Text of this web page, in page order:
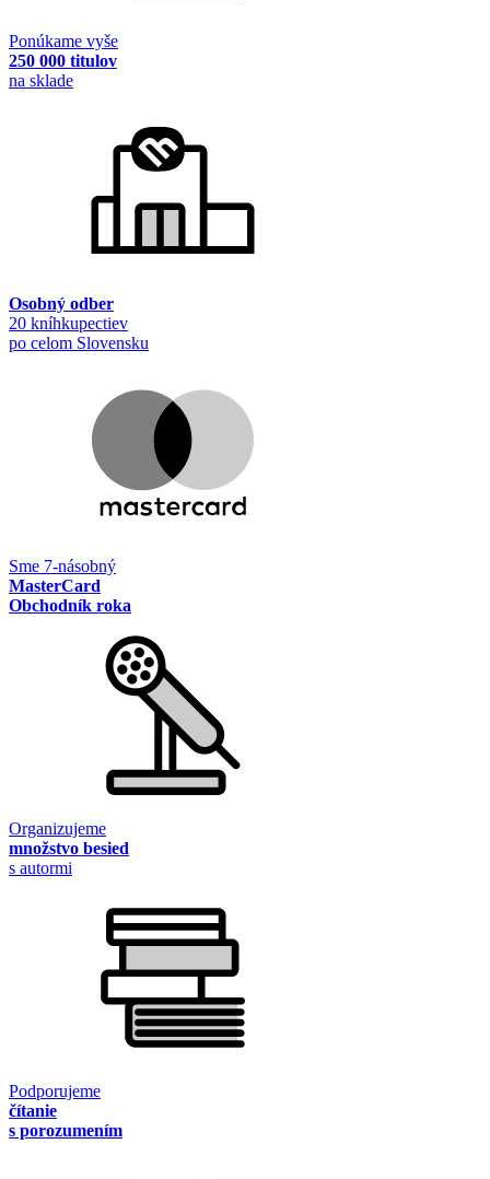
Ponúkame vyše
250 000 titulov
na sklade
Osobný odber
20 kníhkupectiev
po celom Slovensku
Sme 7-násobný
MasterCard
Obchodník roka
Organizujeme
množstvo besied
s autormi
Podporujeme
čítanie
s porozumením